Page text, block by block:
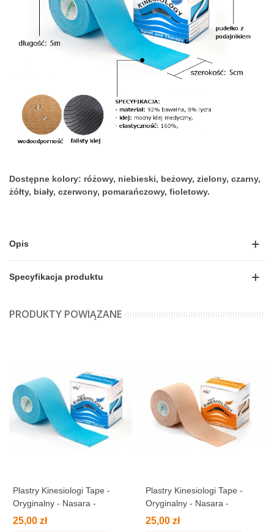
Dostępne kolory: różowy, niebieski, beżowy, zielony, czarny,
żółty, biały, czerwony, pomarańczowy, fioletowy.
Opis
Specyfikacja produktu
PRODUKTY POWIĄZANE
Plastry Kinesiologi Tape -
Oryginalny - Nasara -
NIEBIESKI
25,00 zł
Plastry Kinesiologi Tape -
Oryginalny - Nasara -
BEŻOWY
25,00 zł